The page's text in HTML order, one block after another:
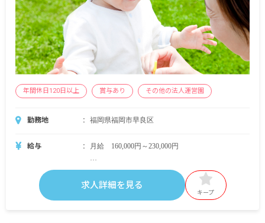
年間休日120日以上 賞与あり その他の法人運営園
勤務地 福岡県福岡市早良区
給与 月給 160,000円～230,000円
・月給内訳
基本給 160,000円～230,000円
求人詳細を見る
キープ